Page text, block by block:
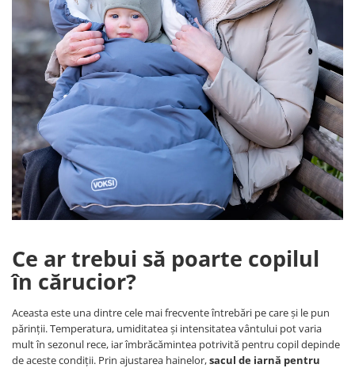
Consultanta Instalare
Jucarii de Sortare
Jucarii de tras
Jucarii din plus
Jucarii muzicale
Jucarii pentru baie
Jucarii Senzoriale
PAPUSI
Ce ar trebui să poarte copilul
în cărucior?
Aceasta este una dintre cele mai frecvente întrebări pe care și le pun
părinții. Temperatura, umiditatea și intensitatea vântului pot varia
mult în sezonul rece, iar îmbrăcămintea potrivită pentru copil depinde
de aceste condiții. Prin ajustarea hainelor,sacul de iarnă pentru